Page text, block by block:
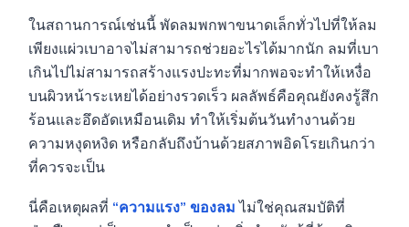
ในสถานการณ์เช่นนี้ พัดลมพกพาขนาดเล็กทั่วไปที่ให้ลม
เพียงแผ่วเบาอาจไม่สามารถช่วยอะไรได้มากนัก ลมที่เบา
เกินไปไม่สามารถสร้างแรงปะทะที่มากพอจะทำให้เหงื่อ
บนผิวหน้าระเหยได้อย่างรวดเร็ว ผลลัพธ์คือคุณยังคงรู้สึก
ร้อนและอึดอัดเหมือนเดิม ทำให้เริ่มต้นวันทำงานด้วย
ความหงุดหงิด หรือกลับถึงบ้านด้วยสภาพอิดโรยเกินกว่า
ที่ควรจะเป็น
นี่คือเหตุผลที่ “ความแรง” ของลมไม่ใช่คุณสมบัติที่